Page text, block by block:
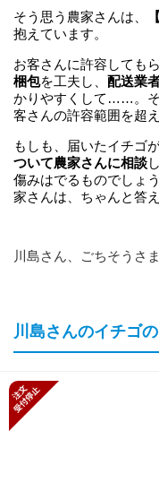
そう思う農家さんは、
抱えています。
お客さんに許容しても
梱包を工夫し、 配送業
かりやすくして……。そ
客さんの許容範囲を超
もしも、届いたイチゴ
ついて農家さんに相談
傷みはでるものでしょ
家さんは、ちゃんと答
川島さん、ごちそうさ
川島さんのイチゴ